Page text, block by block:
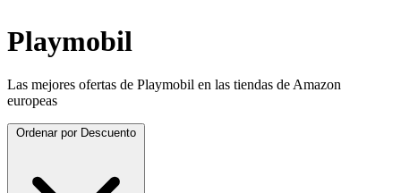
Playmobil
Las mejores ofertas de Playmobil en las tiendas de Amazon
europeas
Ordenar por Descuento